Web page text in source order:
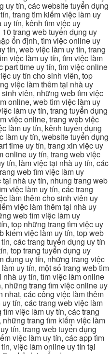
uy tín, các website tuyển dụng
trang tìm kiếm việc làm uy
tín, kênh tìm việc uy
trang web tuyển dụng uy
ổn định, tìm việc online uy
tín, web việc làm uy tín, trang
việc làm uy tín, tìm việc làm
part time uy tín, tìm việc online
uy tín cho sinh viên, top
việc làm thêm tại nhà uy
viên, những web tìm việc
online, web tìm việc làm uy
làm uy tín, trang tuyển dụng
việc online, trang web việc
làm uy tín, kênh tuyển dụng
làm uy tín, website tuyển dụng
time uy tín, trang xin việc uy
online uy tín, trang web việc
tín, làm việc tại nhà uy tín, các
web tìm việc làm uy
nhà uy tín, nhung trang web
việc làm uy tín, các trang
làm thêm cho sinh viên uy
việc làm thêm tại nhà uy
web tìm việc làm uy
top những trang tìm việc uy
kiếm việc làm uy tín, top web
các trang tuyển dụng uy tín
top trang tuyển dụng uy
dụng uy tín, những trang việc
uy tín, một số trang web tìm
uy tín, tìm việc làm online
những trang tìm việc online uy
nhat, các công việc làm thêm
tín, các trang web việc làm
việc làm uy tín, các trang
trang tìm kiếm việc làm
tín, trang web tuyển dụng
việc làm uy tín, các app tìm
việc làm online uy tín tại